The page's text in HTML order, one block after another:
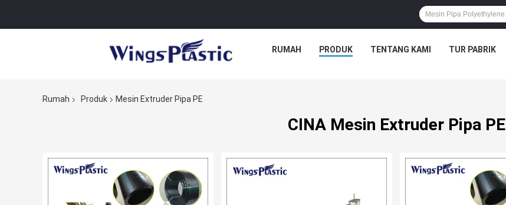
RUMAH PRODUK TENTANG KAMI TUR PABRIK
Rumah Produk Mesin Extruder Pipa PE
CINA Mesin Extruder Pipa PE